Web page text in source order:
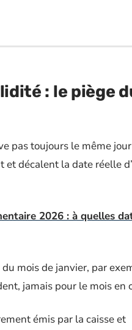
: le piège
pas toujours le même jour
et décalent la date réelle
2026 : à quelles
du mois de janvier, par
jamais pour le mois en
émis par la caisse et